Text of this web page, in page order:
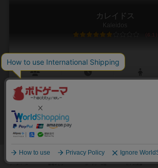
カレイドス
Kaleidos
6.1
2～8人 20～60分 10歳～
絵を見て指定の頭文字のものをこじつけでもいい
とても雰囲気のよいフランス生まれのコミュニケ
ーゲームです。 カードを使って頭文字を決め、色
一枚のイラストからその頭文字で始まるものを砂時
28
興味あり
84
経験あり
21
お気に入り